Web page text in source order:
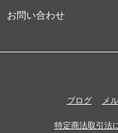
お問い合わせ
ブログ メ
特定商法取引法